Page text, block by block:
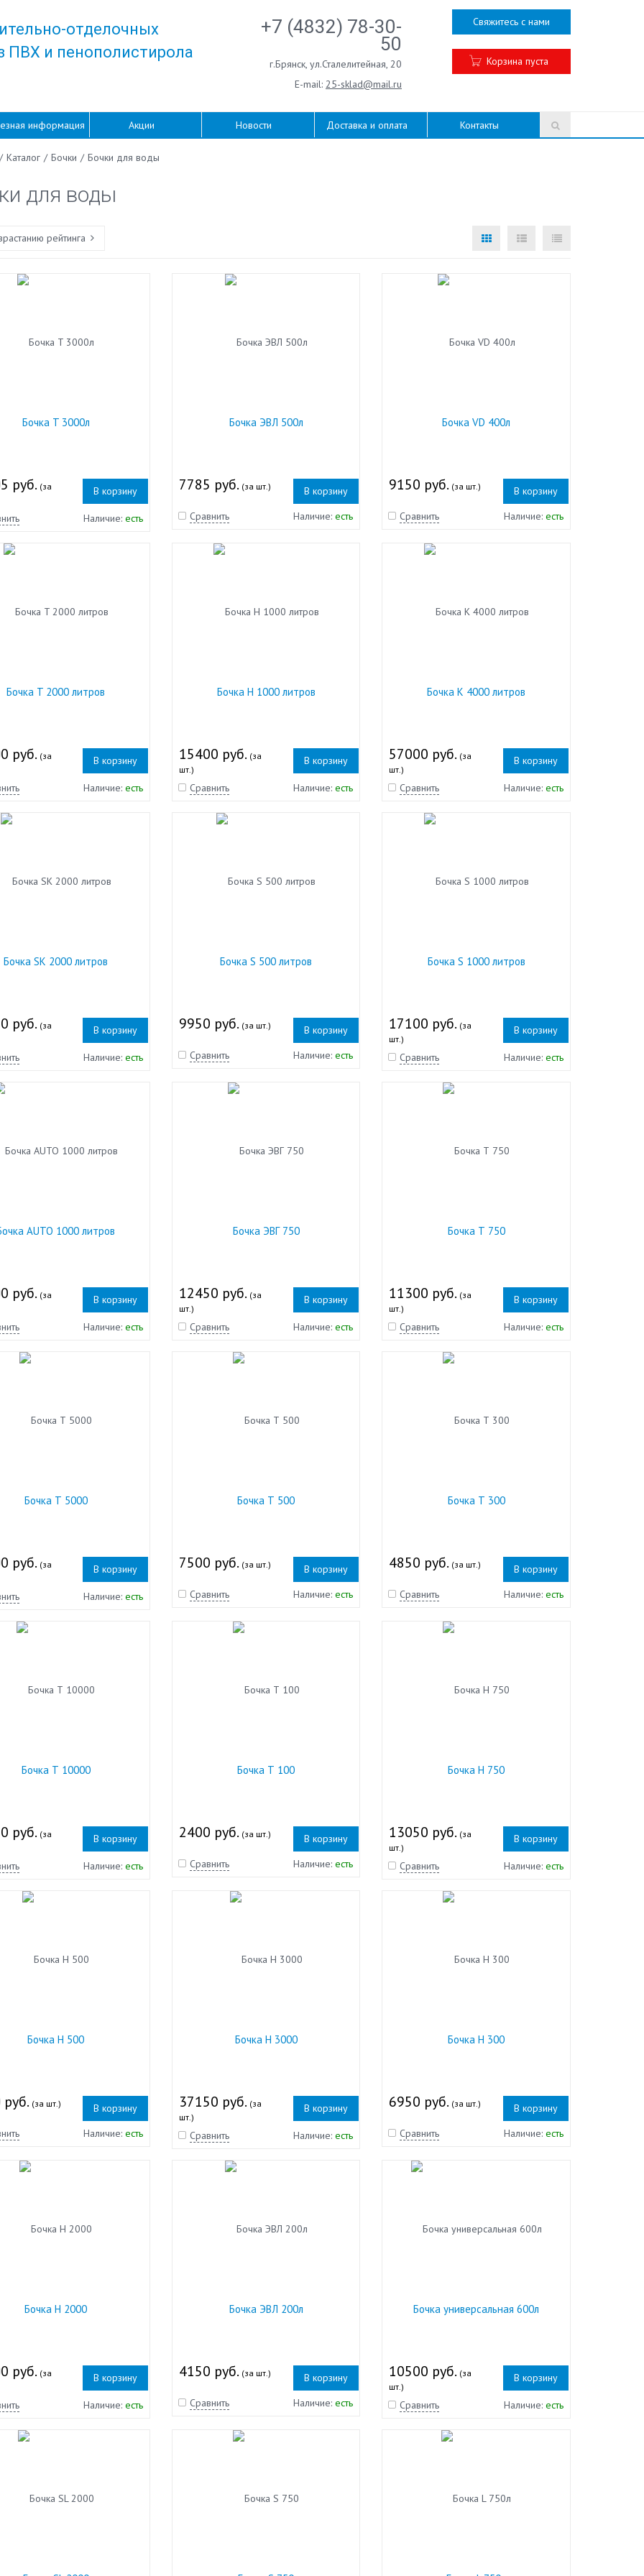
отделочных
ПВХ и пенополистирола
+7 (4832) 78-30-
50
г.Брянск, ул.Сталелитейная, 20
E-mail: 25-sklad@mail.ru
Свяжитесь с нами
Корзина пуста
информация Акции Новости Доставка и оплата Контакты
/ Каталог / Бочки / Бочки для воды
для воды
рейтинга
Бочка T 3000л
руб. (за
В корзину
Наличие: есть
Бочка ЭВЛ 500л
7785 руб. (за шт.)
В корзину
Сравнить
Наличие:есть
Бочка VD 400л
9150 руб. (за шт.)
В корзину
Сравнить
Наличие: есть
Бочка T 2000 литров
руб. (за
В корзину
Наличие: есть
Бочка H 1000 литров
15400 руб. (за
шт.)
В корзину
Сравнить Наличие:есть
Бочка K 4000 литров
57000 руб. (за
шт.)
В корзину
Сравнить Наличие: есть
Бочка SK 2000 литров
руб. (за
В корзину
Наличие: есть
Бочка S 500 литров
9950 руб. (за шт.)
В корзину
Сравнить
Наличие:есть
Бочка S 1000 литров
17100 руб. (за
шт.)
В корзину
Сравнить Наличие: есть
AUTO 1000 литров
руб. (за
В корзину
Наличие: есть
Бочка ЭВГ 750
12450 руб. (за
шт.)
В корзину
Сравнить Наличие:есть
Бочка Т 750
11300 руб. (за
шт.)
В корзину
Сравнить Наличие: есть
Бочка Т 5000
руб. (за
В корзину
Наличие: есть
Бочка Т 500
7500 руб. (за шт.)
В корзину
Сравнить
Наличие:есть
Бочка Т 300
4850 руб. (за шт.)
В корзину
Сравнить
Наличие: есть
Бочка Т 10000
руб. (за
В корзину
Наличие: есть
Бочка Т 100
2400 руб. (за шт.)
В корзину
Сравнить
Наличие:есть
Бочка Н 750
13050 руб. (за
шт.)
В корзину
Сравнить Наличие: есть
Бочка Н 500
(за шт.)
В корзину
Наличие: есть
Бочка Н 3000
37150 руб. (за
шт.)
В корзину
Сравнить Наличие:есть
Бочка Н 300
6950 руб. (за шт.)
В корзину
Сравнить
Наличие: есть
Бочка Н 2000
руб. (за
В корзину
Наличие: есть
Бочка ЭВЛ 200л
4150 руб. (за шт.)
В корзину
Сравнить
Наличие:есть
Бочка универсальная 600л
10500 руб. (за
шт.)
В корзину
Сравнить Наличие: есть